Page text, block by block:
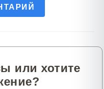
или хотите